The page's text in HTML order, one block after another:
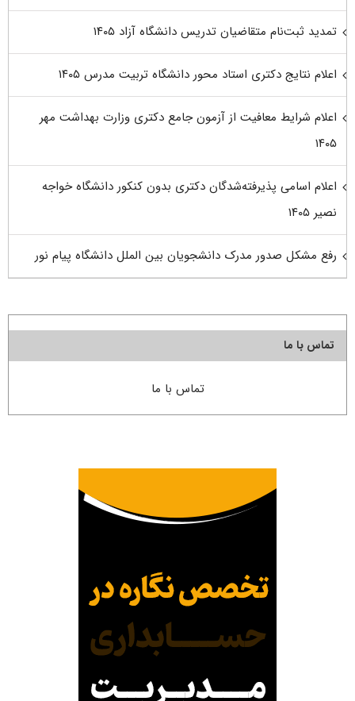
تمدید ثبت‌نام متقاضیان تدریس دانشگاه آزاد ۱۴۰۵
اعلام نتایج دکتری استاد محور دانشگاه تربیت مدرس ۱۴۰۵
اعلام شرایط معافیت از آزمون جامع دکتری وزارت بهداشت مهر
۱۴۰۵
اعلام اسامی پذیرفته‌شدگان دکتری بدون کنکور دانشگاه خواجه
نصیر ۱۴۰۵
رفع مشکل صدور مدرک دانشجویان بین الملل دانشگاه پیام نور
تماس با ما
تماس با ما